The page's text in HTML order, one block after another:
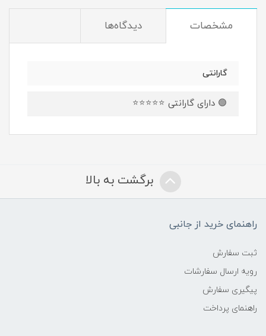
مشخصات دیدگاه‌ها
گارانتی
🟢 دارای گارانتی ⭐⭐⭐⭐⭐
برگشت به بالا
راهنمای خرید از جانبی
ثبت سفارش
رویه ارسال سفارشات
پیگیری سفارش
راهنمای پرداخت